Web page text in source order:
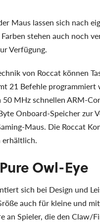
Maus lassen sich nach
stehen auch noch
Verfügung.
von Roccat können
21 Befehle
MHz schnellen ARM-
Onboard-Speicher zur
Maus. Die Roccat
erhältlich.
Owl-Eye
sich bei Design und
auch für kleine und
an Spieler, die den